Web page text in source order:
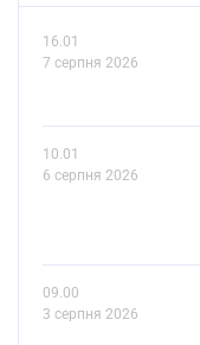
16.01
7 серпня 2026
10.01
6 серпня 2026
09.00
3 серпня 2026